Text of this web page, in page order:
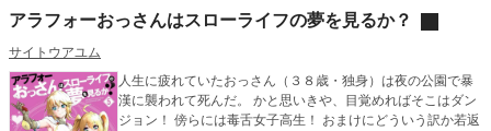
アラフォーおっさんはスローライフの夢を見るか？
サイトウアユム
人生に疲れていたおっさん（３８歳・独身）は夜の公園で暴
漢に襲われて死んだ。 かと思いきや、目覚めればそこはダン
ジョン！ 傍らには毒舌女子高生！ おまけにどういう訳か若返